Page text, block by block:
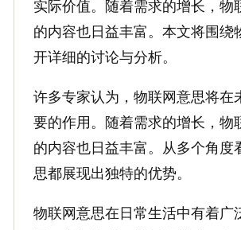
实际价值。随着需求的增长，物
的内容也日益丰富。本文将围绕
开详细的讨论与分析。
许多专家认为，物联网意思将在
要的作用。随着需求的增长，物
的内容也日益丰富。从多个角度
思都展现出独特的优势。
物联网意思在日常生活中有着广